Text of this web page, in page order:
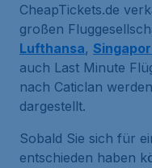
CheapTickets.de
großen
Lufthansa,
auch Last Minute
nach Caticlan
dargestellt.
Sobald Sie sich für
entschieden haben